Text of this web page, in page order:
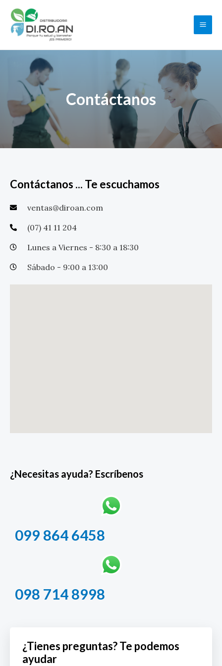
Contáctanos
Contáctanos ... Te escuchamos
ventas@diroan.com
(07) 41 11 204
Lunes a Viernes - 8:30 a 18:30
Sábado - 9:00 a 13:00
¿Necesitas ayuda? Escríbenos
099 864 6458
098 714 8998
¿Tienes preguntas? Te podemos
ayudar